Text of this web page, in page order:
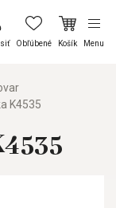
Obľúbené Košík Menu
K4535